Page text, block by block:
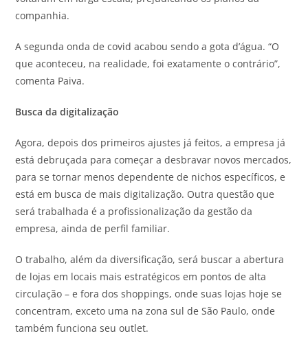
companhia.
A segunda onda de covid acabou sendo a gota d’água. “O
que aconteceu, na realidade, foi exatamente o contrário”,
comenta Paiva.
Busca da digitalização
Agora, depois dos primeiros ajustes já feitos, a empresa já
está debruçada para começar a desbravar novos mercados,
para se tornar menos dependente de nichos específicos, e
está em busca de mais digitalização. Outra questão que
será trabalhada é a profissionalização da gestão da
empresa, ainda de perfil familiar.
O trabalho, além da diversificação, será buscar a abertura
de lojas em locais mais estratégicos em pontos de alta
circulação – e fora dos shoppings, onde suas lojas hoje se
concentram, exceto uma na zona sul de São Paulo, onde
também funciona seu outlet.